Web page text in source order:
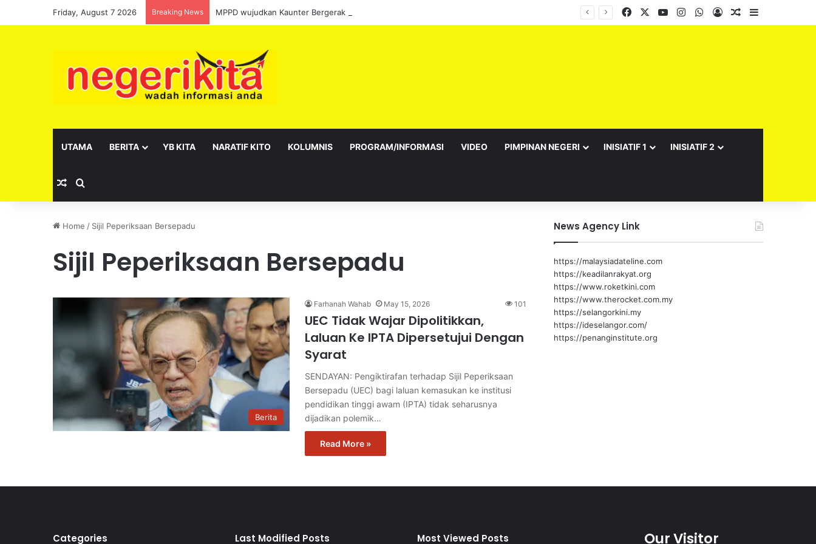
Friday, August 7 2026 Breaking News MPPD wujudkan Kaunter Bergerak Cukai Taksiran sepanjang Ogos Facebook YouTubeInstagramWhatsApp
Log InRandom Article
UTAMA BERITA YB KITA NARATIF KITO KOLUMNIS PROGRAM/INFORMASI VIDEO PIMPINAN NEGERI INISIATIF 1 INISIATIF 2
Random Article
Home / Sijil Peperiksaan Bersepadu
Sijil Peperiksaan Bersepadu
Berita
Farhanah Wahab May 15, 2026 101
UEC Tidak Wajar Dipolitikkan,
Laluan Ke IPTA Dipersetujui Dengan
Syarat
SENDAYAN: Pengiktirafan terhadap Sijil Peperiksaan
Bersepadu (UEC) bagi laluan kemasukan ke institusi
pendidikan tinggi awam (IPTA) tidak seharusnya
dijadikan polemik…
Read More »
News Agency Link
https://malaysiadateline.com
https://keadilanrakyat.org
https://www.roketkini.com
https://www.therocket.com.my
https://selangorkini.my
https://ideselangor.com/
https://penanginstitute.org
Categories Last Modified Posts Most Viewed Posts Our Visitor